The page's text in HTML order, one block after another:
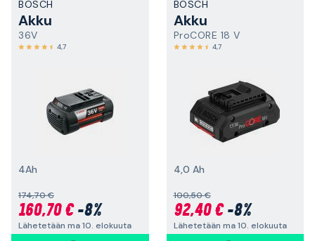
BOSCH
Akku
36V
4,7
4Ah
174,70 €
160,70 €-8%
Lähetetään ma 10. elokuuta
BOSCH
Akku
ProCORE 18 V
4,7
4,0 Ah
100,50 €
92,40 €-8%
Lähetetään ma 10. elokuuta